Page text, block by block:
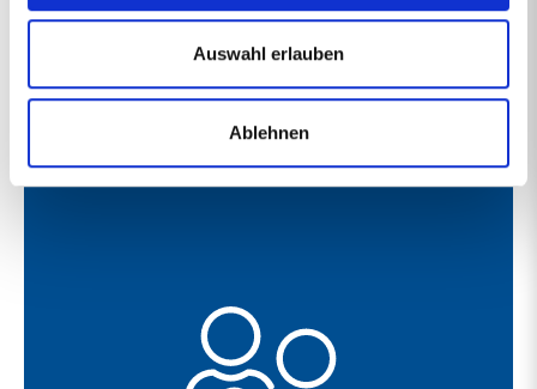
Auswahl erlauben
Ablehnen
Unsere Benefits
Mitarbeiter*innen im Überblick
Uns ist die Vereinbarkeit von Familie, Freizeit und Beruf